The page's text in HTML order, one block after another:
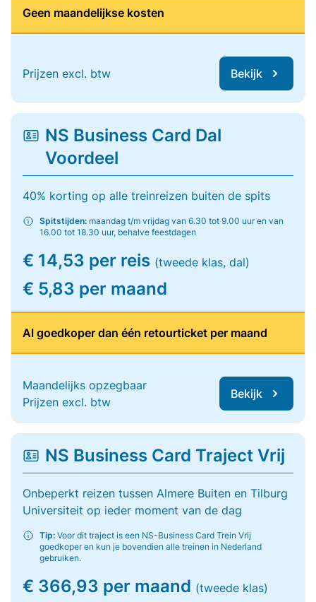
Geen maandelijkse kosten
Prijzen excl. btw Bekijk
NS Business Card Dal
Voordeel
40% korting op alle treinreizen buiten de spits
Spitstijden: maandag t/m vrijdag van 6.30 tot 9.00 uur en van
16.00 tot 18.30 uur, behalve feestdagen
€ 14,53 per reis (tweede klas, dal)
€ 5,83 per maand
Al goedkoper dan één retourticket per maand
Maandelijks opzegbaar
Prijzen excl. btw
Bekijk
NS Business Card Traject Vrij
Onbeperkt reizen tussen Almere Buiten en Tilburg
Universiteit op ieder moment van de dag
Tip: Voor dit traject is een NS-Business Card Trein Vrij
goedkoper en kun je bovendien alle treinen in Nederland
gebruiken.
€ 366,93 per maand (tweede klas)